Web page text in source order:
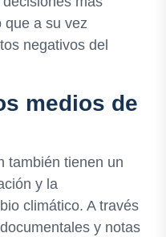
que a su vez
negativos del
medios de
también tienen un
y la
climático. A través
y notas